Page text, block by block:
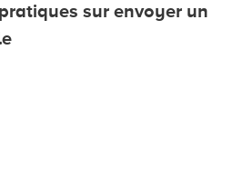
sur envoyer un